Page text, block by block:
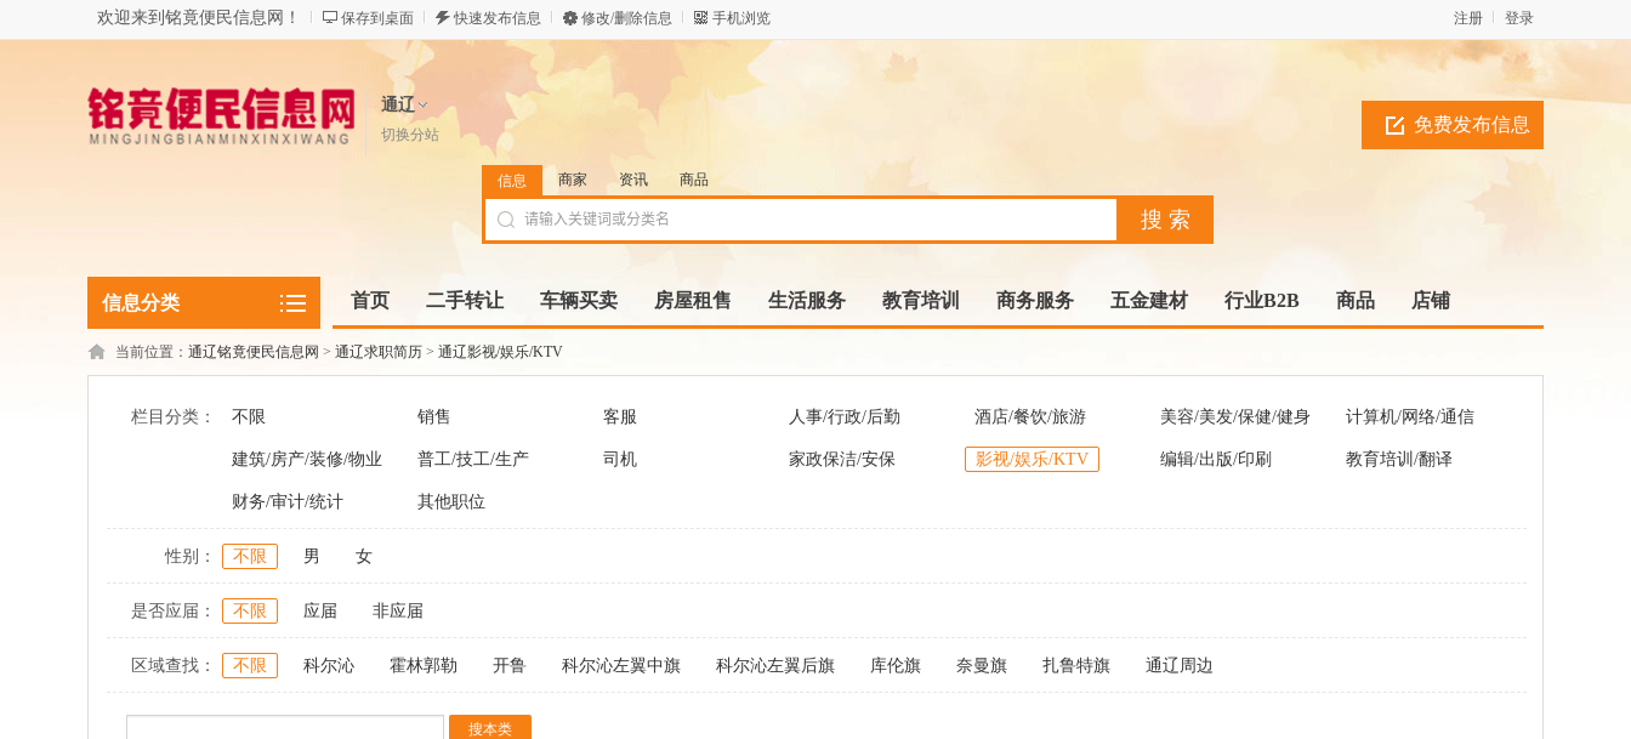
欢迎来到铭竟便民信息网！ 保存到桌面 快速发布信息 修改/删除信息 手机浏览 登录
注册
通辽
切换分站 免费发布信息
信息 商家 资讯 商品
信息分类 首页 二手转让 车辆买卖 房屋租售 生活服务 教育培训 商务服务 五金建材 行业B2B 商品 店铺
当前位置： 通辽铭竟便民信息网 > 通辽求职简历 > 通辽影视/娱乐/KTV
栏目分类： 不限 销售 客服 人事/行政/后勤 酒店/餐饮/旅游 美容/美发/保健/健身 计算机/网络/通信
建筑/房产/装修/物业 普工/技工/生产 司机 家政保洁/安保 影视/娱乐/KTV 编辑/出版/印刷 教育培训/翻译
财务/审计/统计 其他职位
性别： 不限 男 女
是否应届： 不限 应届 非应届
区域查找： 不限 科尔沁 霍林郭勒 开鲁 科尔沁左翼中旗 科尔沁左翼后旗 库伦旗 奈曼旗 扎鲁特旗 通辽周边